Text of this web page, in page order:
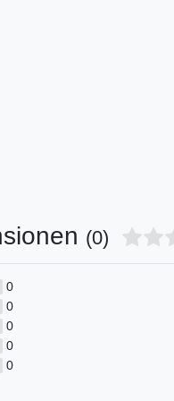
(0)
0
0
0
0
0